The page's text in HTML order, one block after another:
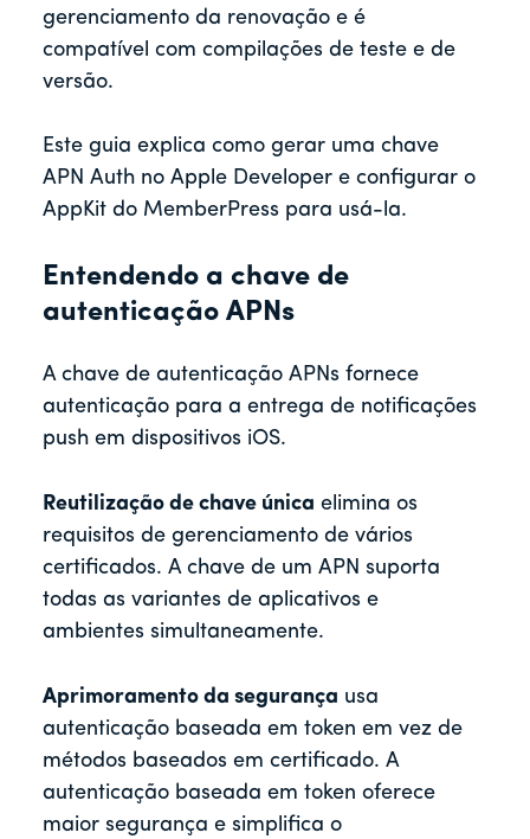
gerenciamento da renovação e é
compatível com compilações de teste e de
versão.
Este guia explica como gerar uma chave
APN Auth no Apple Developer e configurar o
AppKit do MemberPress para usá-la.
Entendendo a chave de
autenticação APNs
A chave de autenticação APNs fornece
autenticação para a entrega de notificações
push em dispositivos iOS.
Reutilização de chave única elimina os
requisitos de gerenciamento de vários
certificados. A chave de um APN suporta
todas as variantes de aplicativos e
ambientes simultaneamente.
Aprimoramento da segurança usa
autenticação baseada em token em vez de
métodos baseados em certificado. A
autenticação baseada em token oferece
maior segurança e simplifica o